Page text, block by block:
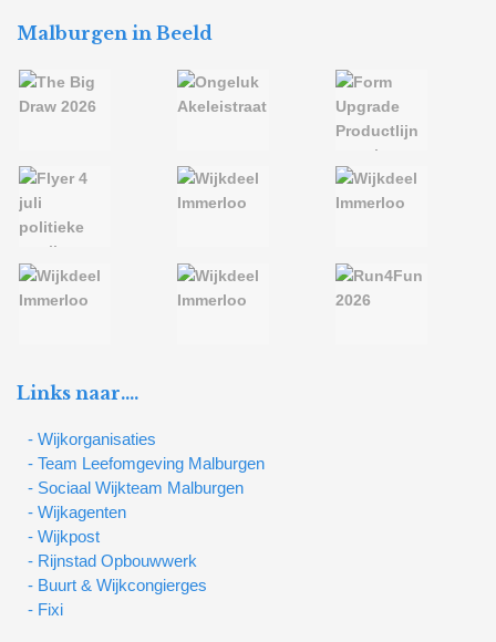
Malburgen in Beeld
Links naar….
- Wijkorganisaties
- Team Leefomgeving Malburgen
- Sociaal Wijkteam Malburgen
- Wijkagenten
- Wijkpost
- Rijnstad Opbouwwerk
- Buurt & Wijkcongierges
- Fixi